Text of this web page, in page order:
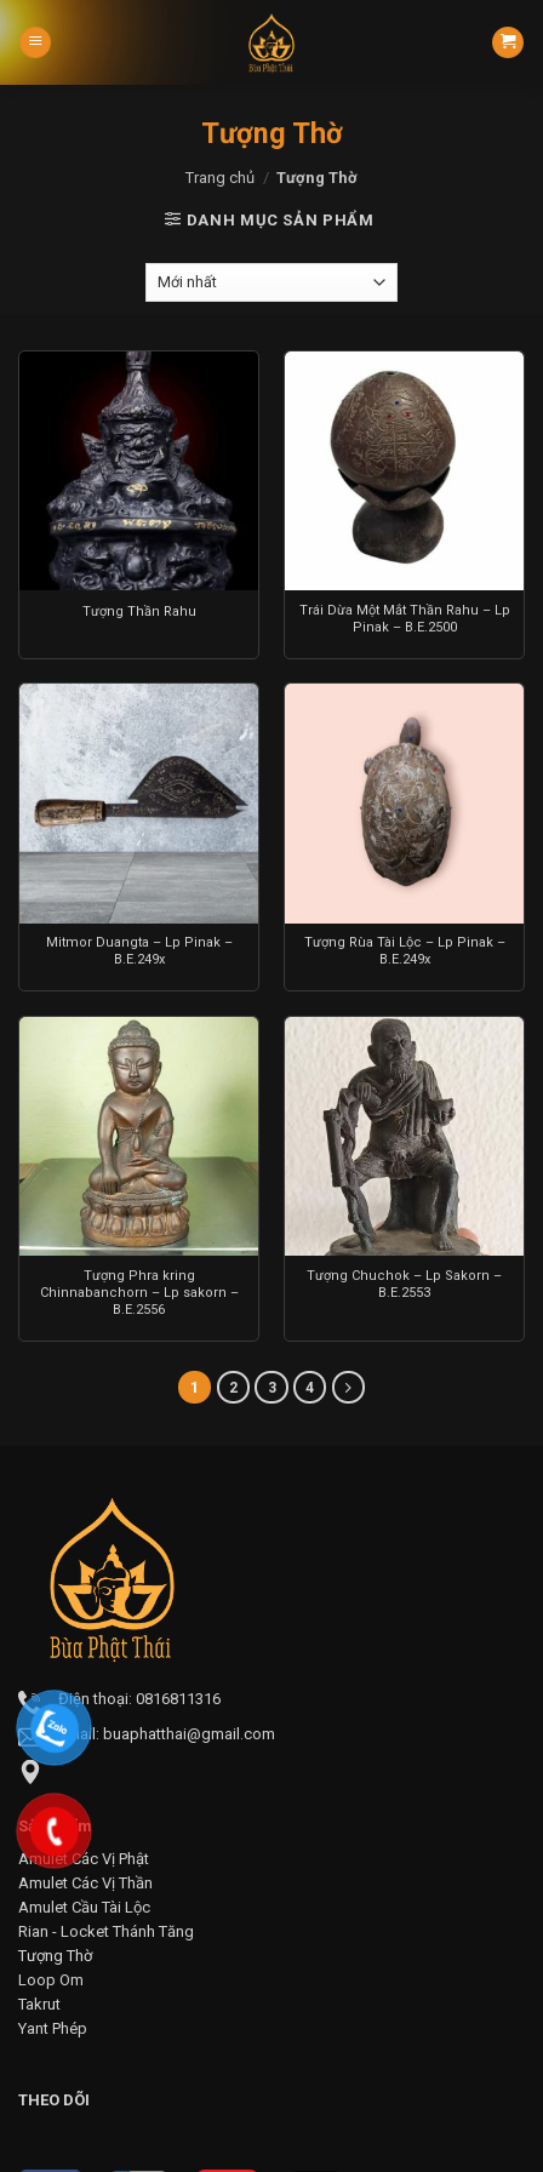
Skip
to
content
Tượng Thờ
Trang chủ / Tượng Thờ
DANH MỤC SẢN PHẨM
Tượng Thần Rahu
Trái Dừa Một Mắt Thần Rahu – Lp
Pinak – B.E.2500
Mitmor Duangta – Lp Pinak –
B.E.249x
Tượng Rùa Tài Lộc – Lp Pinak –
B.E.249x
Tượng Phra kring
Chinnabanchorn – Lp sakorn –
B.E.2556
Tượng Chuchok – Lp Sakorn –
B.E.2553
1 2 3 4
Điện thoại: 0816811316
Email: buaphatthai@gmail.com
Sản phẩm
Amulet Các Vị Phật
Amulet Các Vị Thần
Amulet Cầu Tài Lộc
Rian - Locket Thánh Tăng
Tượng Thờ
Loop Om
Takrut
Yant Phép
THEO DÕI